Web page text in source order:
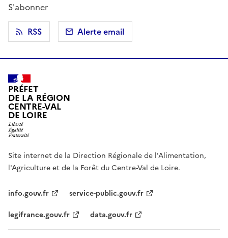
S'abonner
RSS
Alerte email
PRÉFET
DE LA RÉGION
CENTRE-VAL
DE LOIRE
Site internet de la Direction Régionale de l'Alimentation,
l'Agriculture et de la Forêt du Centre-Val de Loire.
info.gouv.fr
service-public.gouv.fr
legifrance.gouv.fr
data.gouv.fr